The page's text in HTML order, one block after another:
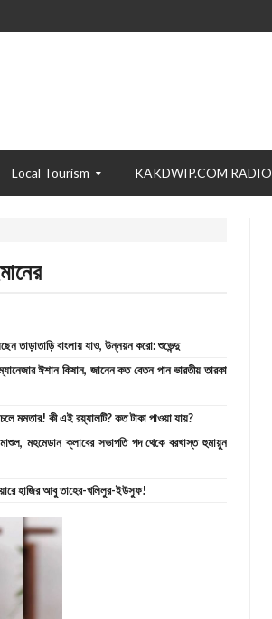
Local Tourism KAKDWIP.COM RADIO
তাড়াতাড়ি বাংলায় যাও, উন্নয়ন করো: শুভেন্দু
ঈশান কিষান, জানেন কত বেতন পান ভারতীয় তারকা
চলে মমতার! কী এই রয়্যালটি? কত টাকা পাওয়া যায়?
মাশুল, মহমেডান ক্লাবের সভাপতি পদ থেকে বরখাস্ত হুমায়ুন
হাজির আবু তাহের-খলিলুর-ইউসুফ!